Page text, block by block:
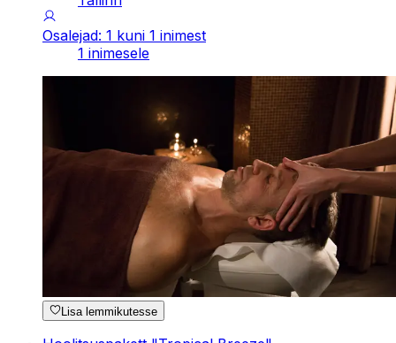
Osalejad: 1 kuni 1 inimest
1 inimesele
Lisa lemmikutesse